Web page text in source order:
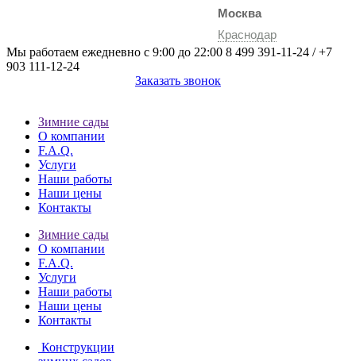
Москва
Краснодар
Мы работаем ежедневно с 9:00 до 22:00 8 499 391-11-24 /+7
903 111-12-24
Заказать звонок
Зимние сады
О компании
F.A.Q.
Услуги
Наши работы
Наши цены
Контакты
Зимние сады
О компании
F.A.Q.
Услуги
Наши работы
Наши цены
Контакты
Конструкции